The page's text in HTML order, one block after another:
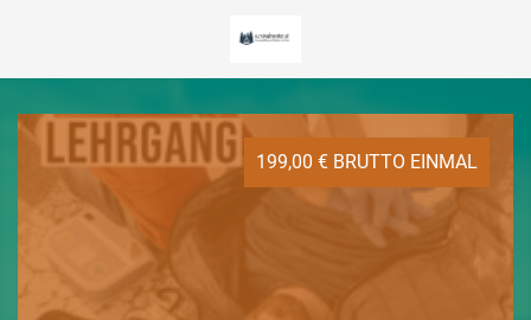
199,00 € BRUTTO EINMAL